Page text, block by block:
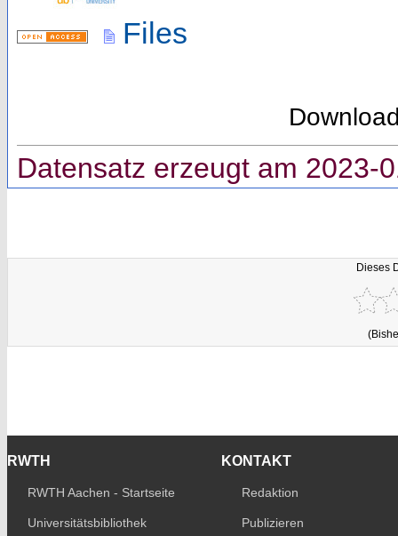
Files
Datensatz erzeugt am 2023-
Dieses
RWTH
RWTH Aachen - Startseite
Universitätsbibliothek
KONTAKT
Redaktion
Publizieren